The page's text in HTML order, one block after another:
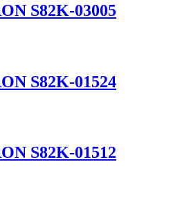
S82K-03005
S82K-01524
S82K-01512